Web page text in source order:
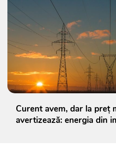
Curent avem, dar la preț
avertizează: energia din